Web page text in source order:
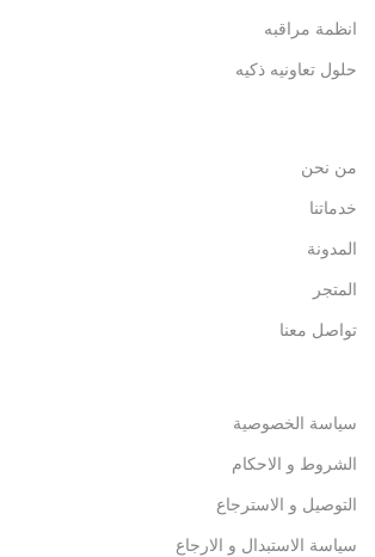
انظمة مراقبه
حلول تعاونيه ذكيه
من نحن
خدماتنا
المدونة
المتجر
تواصل معنا
سياسة الخصوصية
الشروط و الاحكام
التوصيل و الاسترجاع
سياسة الاستبدال و الارجاع